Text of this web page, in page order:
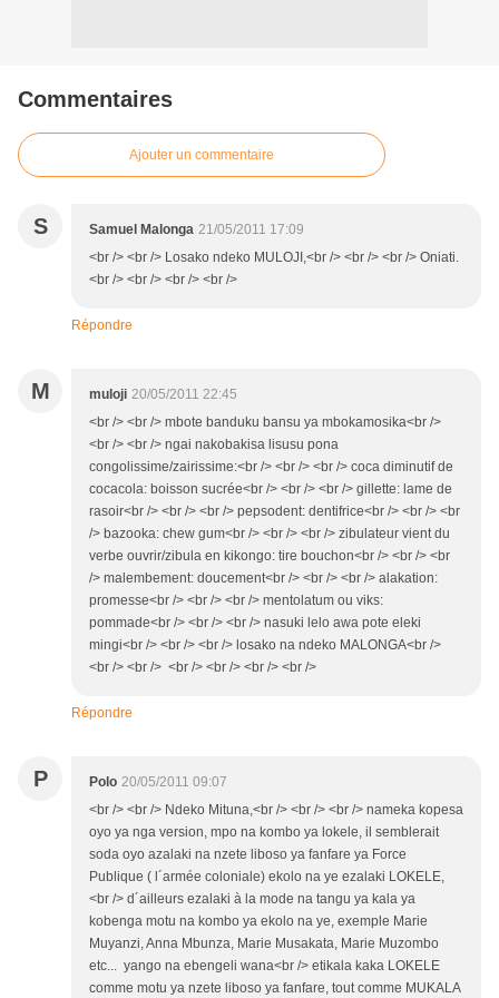
Commentaires
Ajouter un commentaire
S Samuel Malonga 21/05/2011 17:09
<br /> <br /> Losako ndeko MULOJI,<br /> <br /> <br /> Oniati.
<br /> <br /> <br /> <br />
Répondre
M muloji 20/05/2011 22:45
<br /> <br /> mbote banduku bansu ya mbokamosika<br />
<br /> <br /> ngai nakobakisa lisusu pona
congolissime/zairissime:<br /> <br /> <br /> coca diminutif de
cocacola: boisson sucrée<br /> <br /> <br /> gillette: lame de
rasoir<br /> <br /> <br /> pepsodent: dentifrice<br /> <br /> <br
/> bazooka: chew gum<br /> <br /> <br /> zibulateur vient du
verbe ouvrir/zibula en kikongo: tire bouchon<br /> <br /> <br
/> malembement: doucement<br /> <br /> <br /> alakation:
promesse<br /> <br /> <br /> mentolatum ou viks:
pommade<br /> <br /> <br /> nasuki lelo awa pote eleki
mingi<br /> <br /> <br /> losako na ndeko MALONGA<br />
<br /> <br /> <br /> <br /> <br /> <br />
Répondre
P Polo 20/05/2011 09:07
<br /> <br /> Ndeko Mituna,<br /> <br /> <br /> nameka kopesa
oyo ya nga version, mpo na kombo ya lokele, il semblerait
soda oyo azalaki na nzete liboso ya fanfare ya Force
Publique ( l´armée coloniale) ekolo na ye ezalaki LOKELE,
<br /> d´ailleurs ezalaki à la mode na tangu ya kala ya
kobenga motu na kombo ya ekolo na ye, exemple Marie
Muyanzi, Anna Mbunza, Marie Musakata, Marie Muzombo
etc... yango na ebengeli wana<br /> etikala kaka LOKELE
comme motu ya nzete liboso ya fanfare, tout comme MUKALA